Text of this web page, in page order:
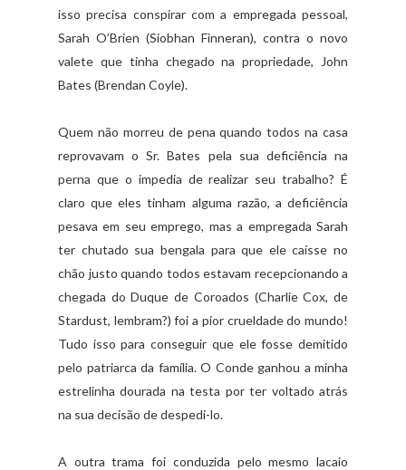
isso precisa conspirar com a empregada pessoal,
Sarah O’Brien (Siobhan Finneran), contra o novo
valete que tinha chegado na propriedade, John
Bates (Brendan Coyle).
Quem não morreu de pena quando todos na casa
reprovavam o Sr. Bates pela sua deficiência na
perna que o impedia de realizar seu trabalho? É
claro que eles tinham alguma razão, a deficiência
pesava em seu emprego, mas a empregada Sarah
ter chutado sua bengala para que ele caísse no
chão justo quando todos estavam recepcionando a
chegada do Duque de Coroados (Charlie Cox, de
Stardust, lembram?) foi a pior crueldade do mundo!
Tudo isso para conseguir que ele fosse demitido
pelo patriarca da família. O Conde ganhou a minha
estrelinha dourada na testa por ter voltado atrás
na sua decisão de despedi-lo.
A outra trama foi conduzida pelo mesmo lacaio